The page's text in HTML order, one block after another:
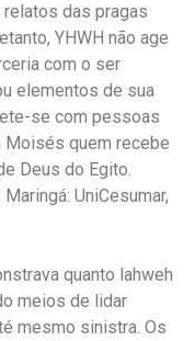
das pragas
YHWH não age
com o ser
elementos de sua
se com pessoas
Moisés quem recebe
Deus do Egito.
Maringá: UniCesumar,
quanto lahweh
meios de lidar
mesmo sinistra. Os